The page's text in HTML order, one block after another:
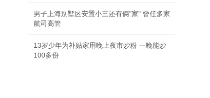
男子上海别墅区安置小三还有俩"家" 曾任多家
航司高管
13岁少年为补贴家用晚上夜市炒粉 一晚能炒
100多份